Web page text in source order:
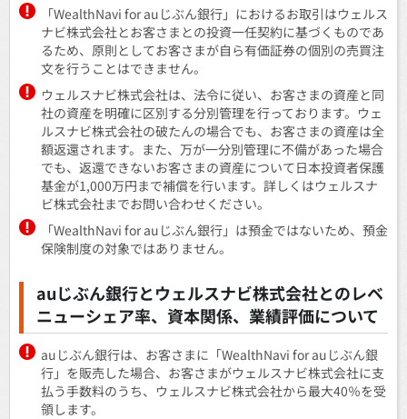
「WealthNavi for auじぶん銀行」におけるお取引はウェルス
ナビ株式会社とお客さまとの投資一任契約に基づくものであ
るため、原則としてお客さまが自ら有価証券の個別の売買注
文を行うことはできません。
ウェルスナビ株式会社は、法令に従い、お客さまの資産と同
社の資産を明確に区別する分別管理を行っております。ウェ
ルスナビ株式会社の破たんの場合でも、お客さまの資産は全
額返還されます。また、万が一分別管理に不備があった場合
でも、返還できないお客さまの資産について日本投資者保護
基金が1,000万円まで補償を行います。詳しくはウェルスナ
ビ株式会社までお問い合わせください。
「WealthNavi for auじぶん銀行」は預金ではないため、預金
保険制度の対象ではありません。
auじぶん銀行とウェルスナビ株式会社とのレベ
ニューシェア率、資本関係、業績評価について
auじぶん銀行は、お客さまに「WealthNavi for auじぶん銀
行」を販売した場合、お客さまがウェルスナビ株式会社に支
払う手数料のうち、ウェルスナビ株式会社から最大40％を受
領します。